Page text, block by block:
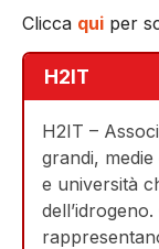
Clicca qui per
H2IT
H2IT –
grandi,
e università